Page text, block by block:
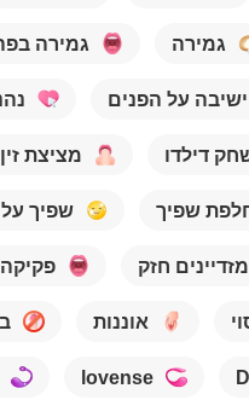
גמירה גמירה
ישיבה על הפנים
דילדו מציצת זין
שפיך שפיך על
מזדיינים חזק פקיקה
אוננות
lovense